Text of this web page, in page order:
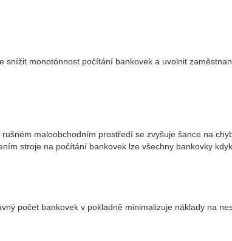
monotónnost počítání bankovek a uvolnit
maloobchodním prostředí se zvyšuje šance na
stroje na počítání bankovek lze všechny bankovky
počet bankovek v pokladně minimalizuje náklady na